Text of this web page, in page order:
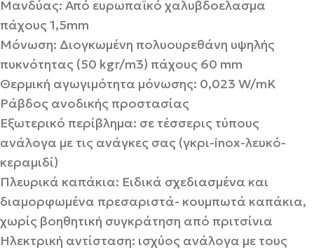
Μανδύας: Από ευρωπαϊκό χαλυβδοελασμα
πάχους 1,5mm
Μόνωση: Διογκωμένη πολυουρεθάνη υψηλής
πυκνότητας (50 kgr/m3) πάχους 60 mm
Θερμική αγωγιμότητα μόνωσης: 0,023 W/mK
Ράβδος ανοδικής προστασίας
Εξωτερικό περίβλημα: σε τέσσερις τύπους
ανάλογα με τις ανάγκες σας (γκρι-inox-λευκό-
κεραμιδί)
Πλευρικά καπάκια: Ειδικά σχεδιασμένα και
διαμορφωμένα πρεσαριστά- κουμπωτά καπάκια,
χωρίς βοηθητική συγκράτηση από πριτσίνια
Ηλεκτρική αντίσταση: ισχύος ανάλογα με τους